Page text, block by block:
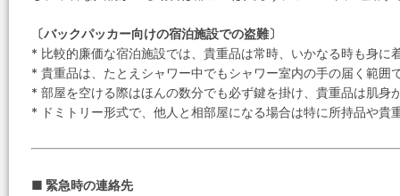
〔バックパッカー向けの宿泊施設での盗難〕
* 比較的廉価な宿泊施設では、貴重品は常時、いかなる時も身に
* 貴重品は、たとえシャワー中でもシャワー室内の手の届く範囲
* 部屋を空ける際はほんの数分でも必ず鍵を掛け、貴重品は肌身
* ドミトリー形式で、他人と相部屋になる場合は特に所持品や貴
■ 緊急時の連絡先